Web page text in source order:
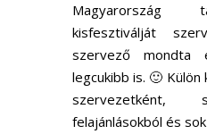
Magyarország
kisfesztiválját
szervező
legcukibb is. 🙂
szervezetként,
felajánlásokból és